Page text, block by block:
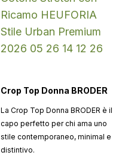
Crop Top Donna BRODER
La Crop Top Donna BRODER è il
capo perfetto per chi ama uno
stile contemporaneo, minimal e
distintivo.